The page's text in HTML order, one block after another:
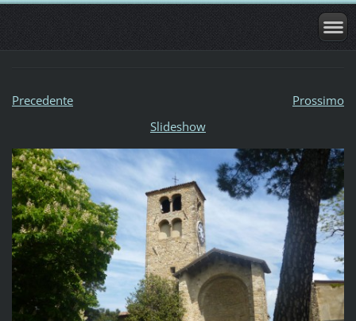
Precedente
Prossimo
Slideshow